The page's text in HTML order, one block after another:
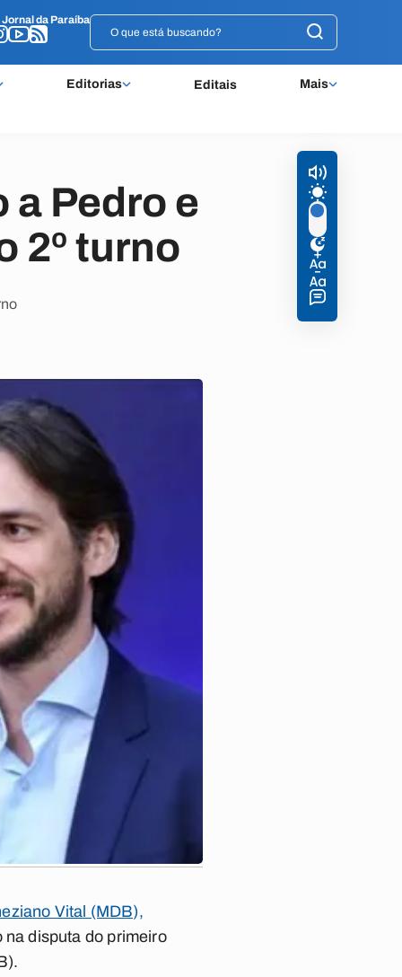
Jornal da Paraíba
Editorias Editais Mais
Jornal da Paraíba
Pedro e
2º turno
Vital (MDB),
na disputa do primeiro